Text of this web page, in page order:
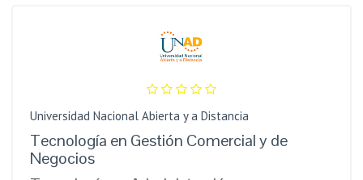
Universidad Nacional Abierta y a Distancia
Tecnología en Gestión Comercial y de
Negocios